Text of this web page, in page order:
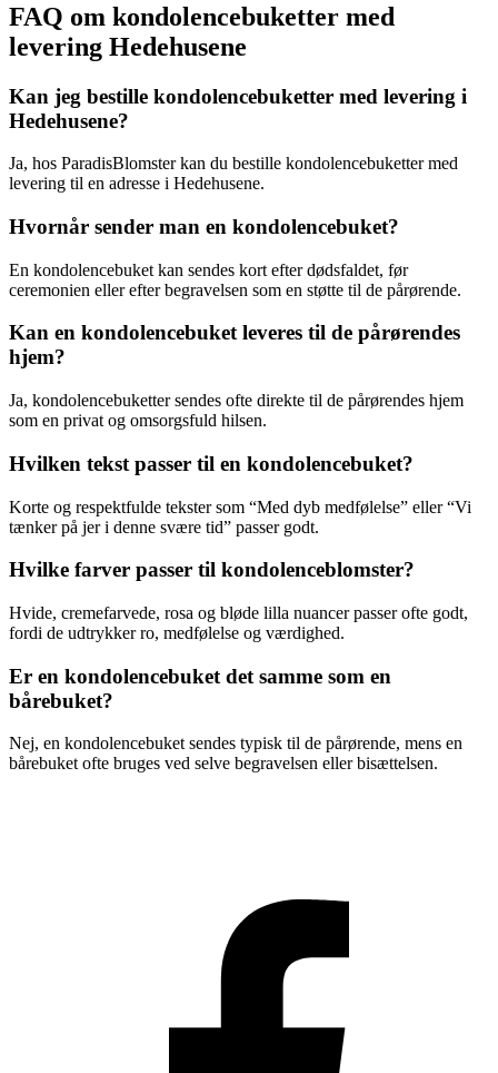
FAQ om kondolencebuketter med
levering Hedehusene
Kan jeg bestille kondolencebuketter med levering i
Hedehusene?
Ja, hos ParadisBlomster kan du bestille kondolencebuketter med
levering til en adresse i Hedehusene.
Hvornår sender man en kondolencebuket?
En kondolencebuket kan sendes kort efter dødsfaldet, før
ceremonien eller efter begravelsen som en støtte til de pårørende.
Kan en kondolencebuket leveres til de pårørendes
hjem?
Ja, kondolencebuketter sendes ofte direkte til de pårørendes hjem
som en privat og omsorgsfuld hilsen.
Hvilken tekst passer til en kondolencebuket?
Korte og respektfulde tekster som “Med dyb medfølelse” eller “Vi
tænker på jer i denne svære tid” passer godt.
Hvilke farver passer til kondolenceblomster?
Hvide, cremefarvede, rosa og bløde lilla nuancer passer ofte godt,
fordi de udtrykker ro, medfølelse og værdighed.
Er en kondolencebuket det samme som en
bårebuket?
Nej, en kondolencebuket sendes typisk til de pårørende, mens en
bårebuket ofte bruges ved selve begravelsen eller bisættelsen.